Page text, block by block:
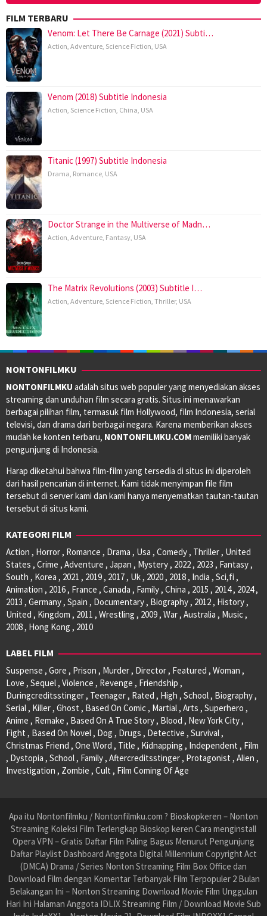
FILM TERBARU
Venom: Let There Be Carnage (2021) Subti…
Action, Adventure, Science Fiction, USA
Venom (2018) Subtitle Indonesia
Action, Science Fiction, China, USA
Titanic (1997) Subtitle Indonesia
Drama, Romance, USA
Doctor Strange in the Multiverse of Madn…
Action, Adventure, Fantasy, USA
The Matrix Revolutions (2003) Subtitle I…
Action, Adventure, Science Fiction, Thriller, USA
NONTONFILMKU
NONTONFILMKU adalah situs web populer yang menyediakan akses
streaming dan unduhan film secara gratis. Situs ini menawarkan
berbagai pilihan film, termasuk film Hollywood, film Indonesia, serial
televisi, dan drama dari berbagai negara. Karena memberikan akses
mudah ke konten terbaru, NONTONFILMKU.COMmemiliki banyak
pengunjung di Indonesia.
Harap diketahui bahwa film-film yang tersedia di situs ini diperoleh
dari hasil pencarian di internet. Kami tidak menyimpan file film
tersebut di server kami dan kami hanya menyematkan tautan-tautan
tersebut di situs kami.
KATEGORI FILM
Action , Horror , Romance , Drama , Usa , Comedy , Thriller , United
States , Crime , Adventure , Japan , Mystery , 2022 , 2023 , Fantasy ,
South , Korea , 2021 , 2019 , 2017 , Uk , 2020 , 2018 , India , Sci,fi ,
Animation , 2016 , France , Canada , Family , China , 2015 , 2014 , 2024 ,
2013 , Germany , Spain , Documentary , Biography , 2012 , History ,
United , Kingdom , 2011 , Wrestling , 2009 , War , Australia , Music ,
2008 , Hong Kong , 2010
LABEL FILM
Suspense , Gore , Prison , Murder , Director , Featured , Woman ,
Love , Sequel , Violence , Revenge , Friendship ,
Duringcreditsstinger , Teenager , Rated , High , School , Biography ,
Serial , Killer , Ghost , Based On Comic , Martial , Arts , Superhero ,
Anime , Remake , Based On A True Story , Blood , New York City ,
Fight , Based On Novel , Dog , Drugs , Detective , Survival ,
Christmas Friend , One Word , Title , Kidnapping , Independent , Film
, Dystopia , School , Family , Aftercreditsstinger , Protagonist , Alien ,
Investigation , Zombie , Cult , Film Coming Of Age
Apa itu Nontonfilmku / Nontonfilmku.com ? Bioskopkeren – Nonton
Streaming Koleksi Film Terlengkap Bioskop keren Cara menginstall
Opera VPN – Gratis Daftar Film Paling Bagus Menurut Pengunjung
Daftar Playlist Dashboard Anggota Digital Millennium Copyright Act
(DMCA) Drama / Series Nonton Streaming Film Box Office dan
Download Film dengan Komentar Terbanyak Film Terpopuler 2 Bulan
Belakangan Ini – Nonton Streaming Download Movie Film Unggulan
Hari Ini Halaman Anggota IDLIX Streaming Film / Download Movie Sub